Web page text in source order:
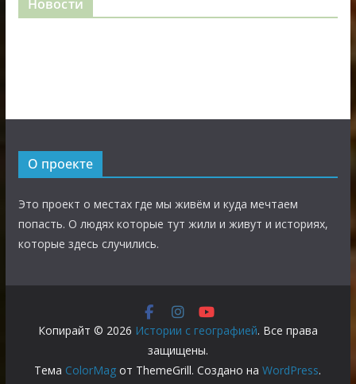
Новости
О проекте
Это проект о местах где мы живём и куда мечтаем
попасть. О людях которые тут жили и живут и историях,
которые здесь случились.
Копирайт © 2026 Истории с географией. Все права
защищены.
Тема ColorMag от ThemeGrill. Создано наWordPress.